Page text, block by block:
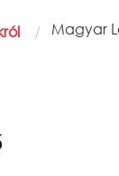
Current:
Magyar